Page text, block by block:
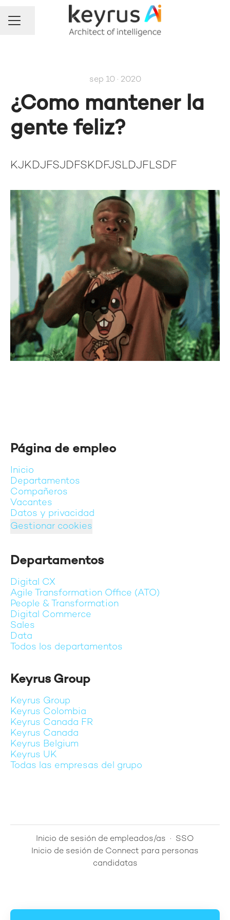
Menú de empleo
Compartir página
sep 10 · 2020
¿Como mantener la
gente feliz?
KJKDJFSJDFSKDFJSLDJFLSDF
Página de empleo
Inicio
Departamentos
Compañeros
Vacantes
Datos y privacidad
Gestionar cookies
Departamentos
Digital CX
Agile Transformation Office (ATO)
People & Transformation
Digital Commerce
Sales
Data
Todos los departamentos
Keyrus Group
Keyrus Group
Keyrus Colombia
Keyrus Canada FR
Keyrus Canada
Keyrus Belgium
Keyrus UK
Todas las empresas del grupo
Inicio de sesión de empleados/as · SSO
Inicio de sesión de Connect para personas
candidatas